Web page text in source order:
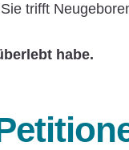
trifft
habe.